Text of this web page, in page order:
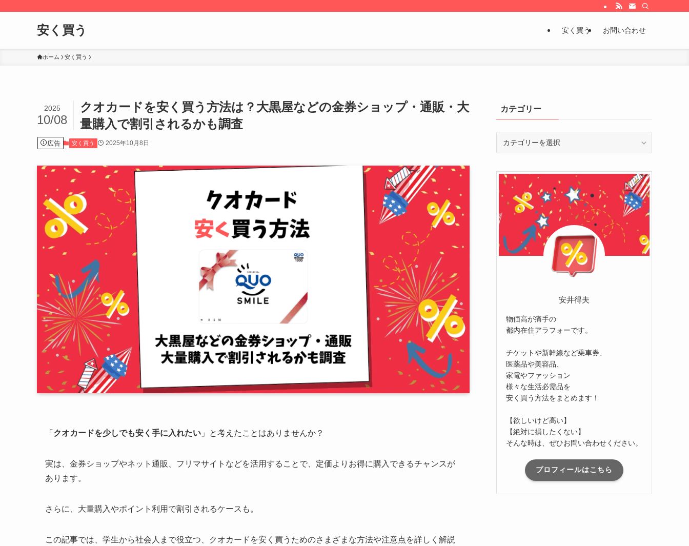
安く買う 安く買う お問い合わせ
ホーム 安く買う
クオカードを安く買う方法は？大黒屋などの金券ショップ・通販・大
量購入で割引されるかも調査
2025
10/08
広告 安く買う 2025年10月8日
「 クオカードを少しでも安く手に入れたい 」と考えたことはありませんか？
実は、金券ショップやネット通販、フリマサイトなどを活用することで、定価よりお得に購入できるチャンスが
あります。
さらに、大量購入やポイント利用で割引されるケースも。
この記事では、学生から社会人まで役立つ、クオカードを安く買うためのさまざまな方法や注意点を詳しく解説
カテゴリー
リ
安井得夫
物価高が痛手の
都内在住アラフォーです。
チケットや新幹線など乗車券、
医薬品や美容品、
家電やファッション
様々な生活必需品を
安く買う方法をまとめます！
【欲しいけど高い】
【絶対に損したくない】
そんな時は、ぜひお問い合わせください。
プロフィールはこちら